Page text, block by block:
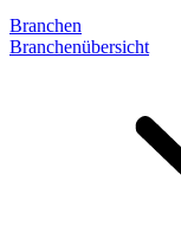
Branchen
Branchenübersicht